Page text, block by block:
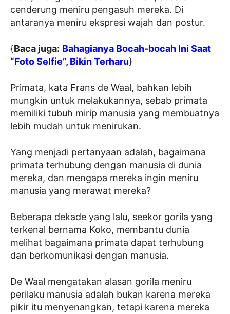
cenderung meniru pengasuh mereka. Di
antaranya meniru ekspresi wajah dan postur.
{Baca juga: Bahagianya Bocah-bocah Ini Saat
“Foto Selfie”, Bikin Terharu}
Primata, kata Frans de Waal, bahkan lebih
mungkin untuk melakukannya, sebab primata
memiliki tubuh mirip manusia yang membuatnya
lebih mudah untuk menirukan.
Yang menjadi pertanyaan adalah, bagaimana
primata terhubung dengan manusia di dunia
mereka, dan mengapa mereka ingin meniru
manusia yang merawat mereka?
Beberapa dekade yang lalu, seekor gorila yang
terkenal bernama Koko, membantu dunia
melihat bagaimana primata dapat terhubung
dan berkomunikasi dengan manusia.
De Waal mengatakan alasan gorila meniru
perilaku manusia adalah bukan karena mereka
pikir itu menyenangkan, tetapi karena mereka